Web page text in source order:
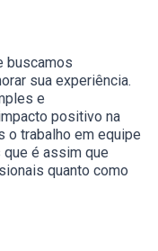
buscamos
sua experiência.
e
positivo na
o trabalho em equipe
é assim que
quanto como